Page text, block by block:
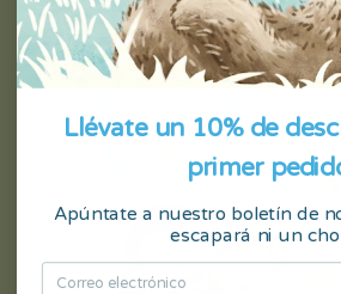
Llévate un 10% de
primer
Apúntate a nuestro boletín de
escapará ni un